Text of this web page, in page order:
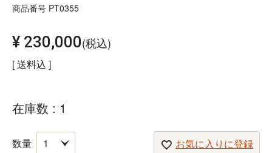
商品番号 PT0355
¥ 230,000 税込
送料込
在庫数 1
お気に入りに登録